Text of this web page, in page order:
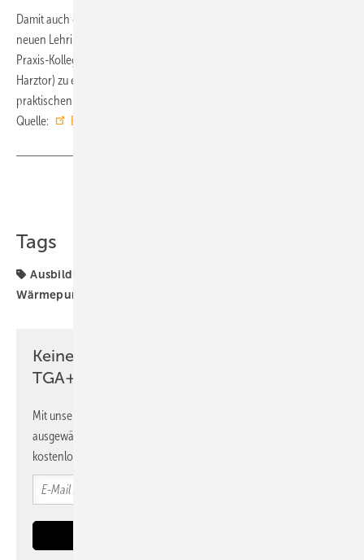
Damit auch das Team der BFS-Dozenten und -Werkstattlehrer auf die
neuen Lehrinhalte vorbereitet ist, trafen sich Ende September die
Praxis-Kollegen aus allen 3 Standorten (Maintal, Leonberg und
Harztor) zu einem mehrtägigen, intensiven theoretischen und
praktischen Training an der BFS in Maintal. ■
Quelle:
BFS
Tags
Ausbildung
Wärmepumpe
Keine Zeit? Kein Problem mit dem
TGA+E Newsletter!
Mit unserem Newsletter erhalten Sie regelmäßig von uns
ausgewählte Informationen und Neuigkeiten, gebündelt und
kostenlos direkt ins Postfach.